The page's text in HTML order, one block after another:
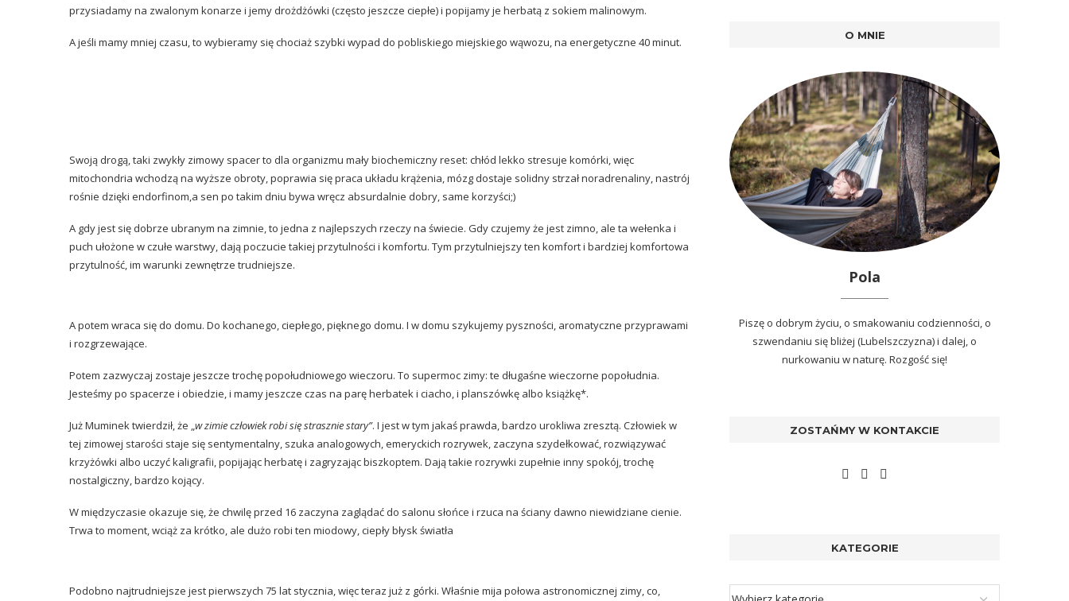
przysiadamy na zwalonym konarze i jemy drożdżówki (często jeszcze ciepłe) i popijamy je herbatą z sokiem malinowym.
A jeśli mamy mniej czasu, to wybieramy się chociaż szybki wypad do pobliskiego miejskiego wąwozu, na energetyczne 40 minut.
Swoją drogą, taki zwykły zimowy spacer to dla organizmu mały biochemiczny reset: chłód lekko stresuje komórki, więc
mitochondria wchodzą na wyższe obroty, poprawia się praca układu krążenia, mózg dostaje solidny strzał noradrenaliny, nastrój
rośnie dzięki endorfinom,a sen po takim dniu bywa wręcz absurdalnie dobry, same korzyści;)
A gdy jest się dobrze ubranym na zimnie, to jedna z najlepszych rzeczy na świecie. Gdy czujemy że jest zimno, ale ta wełenka i
puch ułożone w czułe warstwy, dają poczucie takiej przytulności i komfortu. Tym przytulniejszy ten komfort i bardziej komfortowa
przytulność, im warunki zewnętrze trudniejsze.
A potem wraca się do domu. Do kochanego, ciepłego, pięknego domu. I w domu szykujemy pyszności, aromatyczne przyprawami
i rozgrzewające.
Potem zazwyczaj zostaje jeszcze trochę popołudniowego wieczoru. To supermoc zimy: te długaśne wieczorne popołudnia.
Jesteśmy po spacerze i obiedzie, i mamy jeszcze czas na parę herbatek i ciacho, i planszówkę albo książkę*.
Już Muminek twierdził, że „w zimie człowiek robi się strasznie stary”. I jest w tym jakaś prawda, bardzo urokliwa zresztą. Człowiek w
tej zimowej starości staje się sentymentalny, szuka analogowych, emeryckich rozrywek, zaczyna szydełkować, rozwiązywać
krzyżówki albo uczyć kaligrafii, popijając herbatę i zagryzając biszkoptem. Dają takie rozrywki zupełnie inny spokój, trochę
nostalgiczny, bardzo kojący.
W międzyczasie okazuje się, że chwilę przed 16 zaczyna zaglądać do salonu słońce i rzuca na ściany dawno niewidziane cienie.
Trwa to moment, wciąż za krótko, ale dużo robi ten miodowy, ciepły błysk światła
Podobno najtrudniejsze jest pierwszych 75 lat stycznia, więc teraz już z górki. Właśnie mija połowa astronomicznej zimy, co,
O MNIE
Pola
Piszę o dobrym życiu, o smakowaniu codzienności, o
szwendaniu się bliżej (Lubelszczyzna) i dalej, o
nurkowaniu w naturę. Rozgość się!
ZOSTAŃMY W KONTAKCIE
KATEGORIE